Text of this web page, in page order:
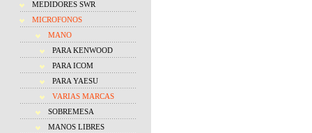
MEDIDORES SWR
MICROFONOS
MANO
PARA KENWOOD
PARA ICOM
PARA YAESU
VARIAS MARCAS
SOBREMESA
MANOS LIBRES